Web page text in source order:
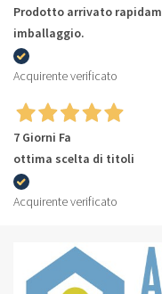
Prodotto arrivato
imballaggio.
Acquirente verificato
7 Giorni Fa
ottima scelta di titoli
Acquirente verificato